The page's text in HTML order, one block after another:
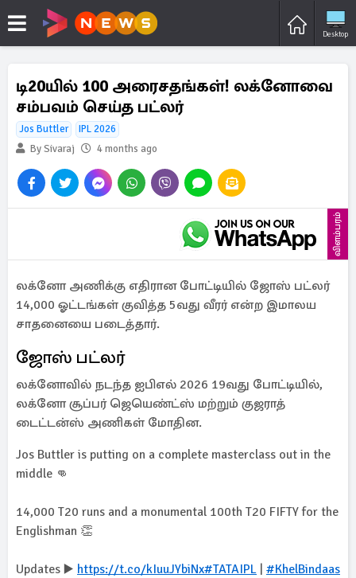
Desktop
டி20யில் 100 அரைசதங்கள்! லக்னோவை
சம்பவம் செய்த பட்லர்
Jos Buttler
IPL 2026
By Sivaraj
4 months ago
விளம்பரம்
லக்னோ அணிக்கு எதிரான போட்டியில் ஜோஸ் பட்லர்
14,000 ஓட்டங்கள் குவித்த 5வது வீரர் என்ற இமாலய
சாதனையை படைத்தார்.
ஜோஸ் பட்லர்
லக்னோவில் நடந்த ஐபிஎல் 2026 19வது போட்டியில்,
லக்னோ சூப்பர் ஜெயெண்ட்ஸ் மற்றும் குஜராத்
டைட்டன்ஸ் அணிகள் மோதின.
Jos Buttler is putting on a complete masterclass out in the
middle 👊
14,000 T20 runs and a monumental 100th T20 FIFTY for the
Englishman 👏
Updates ▶️ https://t.co/kIuuJYbiNx#TATAIPL #KhelBindaas